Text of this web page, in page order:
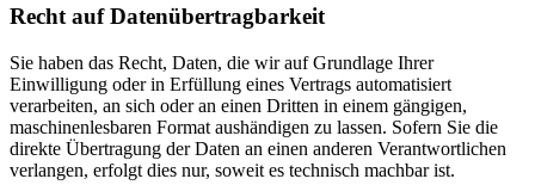
Recht auf Daten­übertrag­barkeit
Sie haben das Recht, Daten, die wir auf Grundlage Ihrer
Einwilligung oder in Erfüllung eines Vertrags automatisiert
verarbeiten, an sich oder an einen Dritten in einem gängigen,
maschinenlesbaren Format aushändigen zu lassen. Sofern Sie die
direkte Übertragung der Daten an einen anderen Verantwortlichen
verlangen, erfolgt dies nur, soweit es technisch machbar ist.